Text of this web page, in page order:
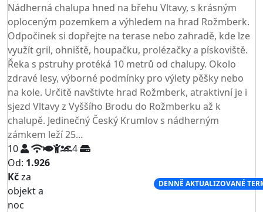
Nádherná chalupa hned na břehu Vltavy, s krásným
oploceným pozemkem a výhledem na hrad Rožmberk.
Odpočinek si dopřejte na terase nebo zahradě, kde lze
využít gril, ohniště, houpačku, prolézačky a pískoviště.
Řeka s pstruhy protéká 10 metrů od chalupy. Okolo
zdravé lesy, výborné podmínky pro výlety pěšky nebo
na kole. Určitě navštivte hrad Rožmberk, atraktivní je i
sjezd Vltavy z Vyššího Brodu do Rožmberku až k
chalupě. Jedinečný Český Krumlov s nádherným
zámkem leží 25...
10
4
Od: 1.926
Kčza
objekt a
noc
DENNĚ AKTUALIZOVANÉ